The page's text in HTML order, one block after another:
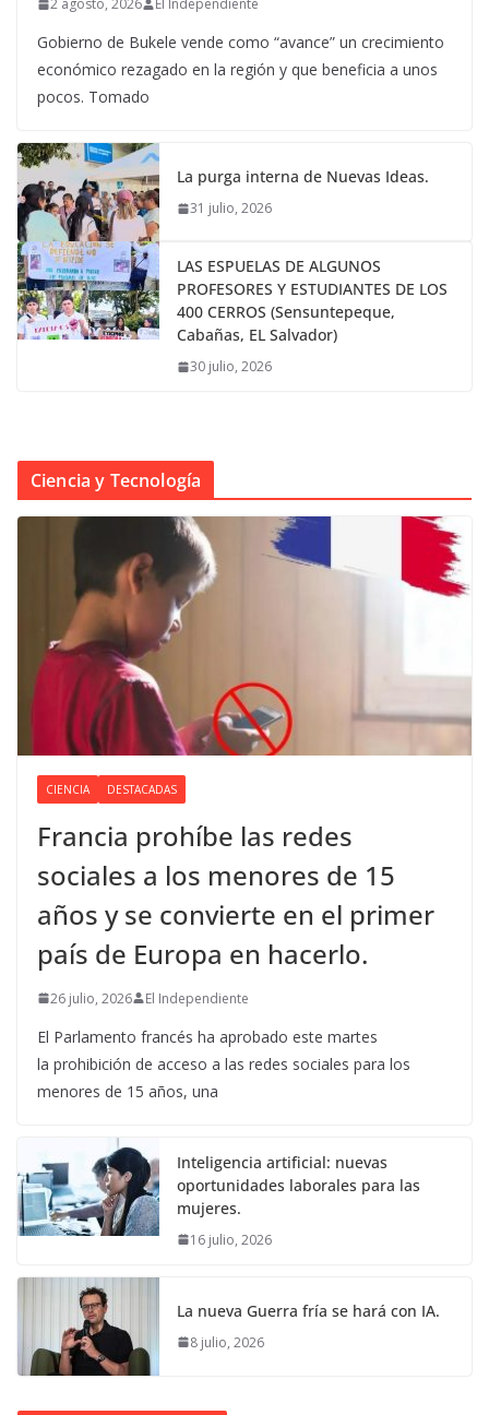
2 agosto, 2026 El Independiente
Gobierno de Bukele vende como “avance” un crecimiento
económico rezagado en la región y que beneficia a unos
pocos. Tomado
La purga interna de Nuevas Ideas.
31 julio, 2026
LAS ESPUELAS DE ALGUNOS
PROFESORES Y ESTUDIANTES DE LOS
400 CERROS (Sensuntepeque,
Cabañas, EL Salvador)
30 julio, 2026
Ciencia y Tecnología
CIENCIA DESTACADAS
Francia prohíbe las redes
sociales a los menores de 15
años y se convierte en el primer
país de Europa en hacerlo.
26 julio, 2026 El Independiente
El Parlamento francés ha aprobado este martes
la prohibición de acceso a las redes sociales para los
menores de 15 años, una
Inteligencia artificial: nuevas
oportunidades laborales para las
mujeres.
16 julio, 2026
La nueva Guerra fría se hará con IA.
8 julio, 2026